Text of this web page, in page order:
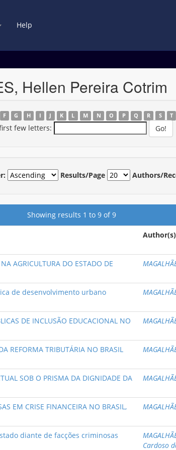
Help
Hellen Pereira Cotrim
F G H I J K L M N O P Q R S T
few letters:
Results/Page Authors/
Showing results 1 to 9 of 9
Author(s)
AGRICULTURA DO ESTADO DE
de desenvolvimento urbano
DE INCLUSÃO EDUCACIONAL NO
REFORMA TRIBUTÁRIA NO BRASIL
SOB O PRISMA DA DIGNIDADE DA
EM CRISE FINANCEIRA NO BRASIL,
diante de facções criminosas
Cardoso